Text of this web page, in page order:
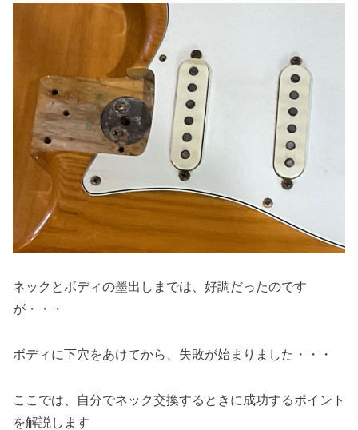
ネックとボディの墨出しまでは、好調だったのです
が・・・
ボディに下穴をあけてから、失敗が始まりました・・・
ここでは、自分でネック交換するときに成功するポイント
を解説します